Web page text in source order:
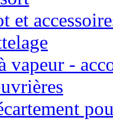
et
vapeur -